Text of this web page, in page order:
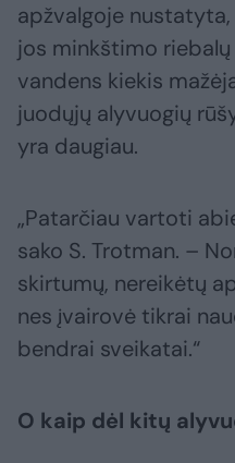
apžvalgoje
jos minkštimo
vandens kiekis
juodųjų alyvuogių
yra daugiau.
„Patarčiau vartoti
sako S. Trotman. –
skirtumų, nereikėtų
nes įvairovė tikrai
bendrai sveikatai.“
O kaip dėl kitų